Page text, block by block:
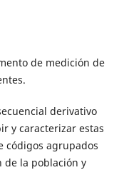
de medición de
derivativo
y caracterizar estas
códigos agrupados
de la población y